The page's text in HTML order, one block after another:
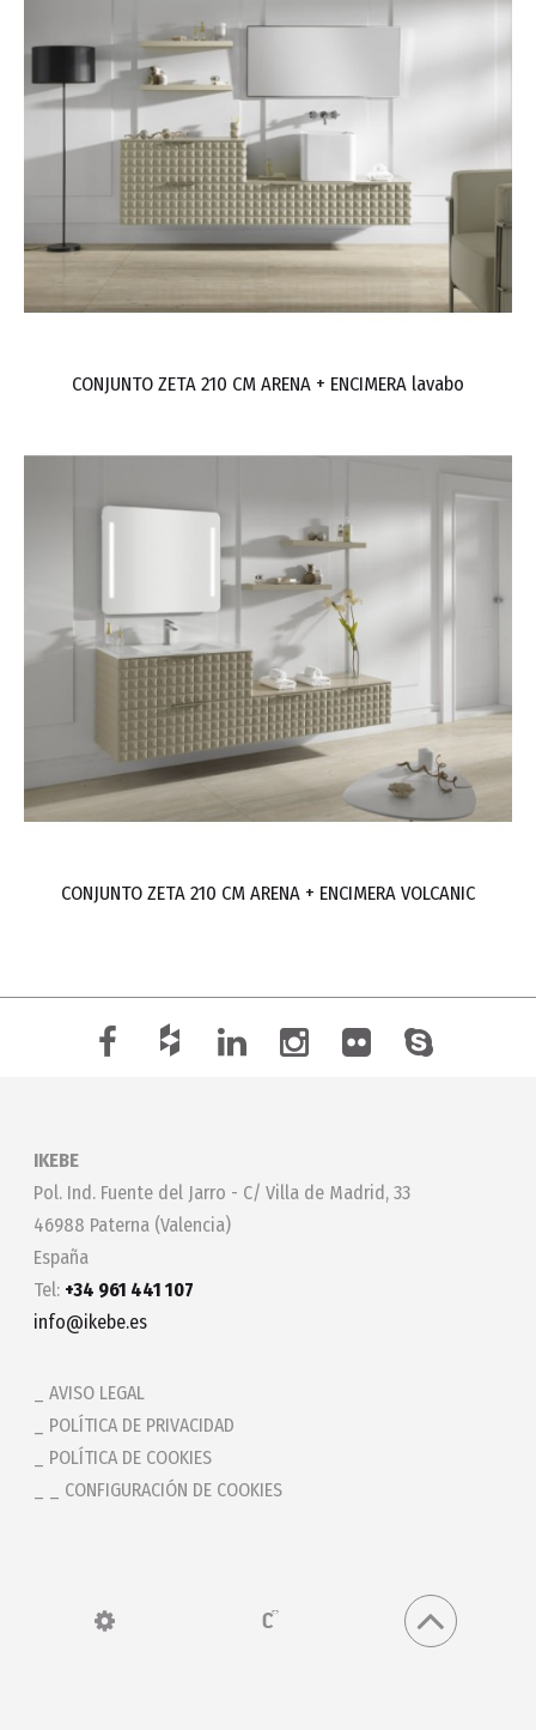
CONJUNTO ZETA 210 CM ARENA + ENCIMERA lavabo
CONJUNTO ZETA 210 CM ARENA + ENCIMERA VOLCANIC
IKEBE
Pol. Ind. Fuente del Jarro - C/ Villa de Madrid, 33
46988 Paterna (Valencia)
España
Tel: +34 961 441 107
info@ikebe.es
AVISO LEGAL
POLÍTICA DE PRIVACIDAD
POLÍTICA DE COOKIES
_ CONFIGURACIÓN DE COOKIES